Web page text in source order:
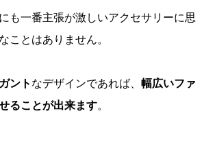
も一番主張が激しいアクセサリーに思
ことはありません。
ント なデザインであれば、 幅広いファ
ることが出来ます。